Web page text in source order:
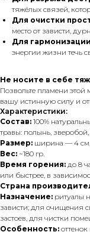
тяжёлых связей,
Для очистки
место от зависти,
Для
энергии жизни течь
Не носите в себе
Позвольте пламени этой
вашу истинную силу и
Характеристики:
Состав: 100%
травы: полынь,
Размер: ширина — 4 см,
Вес: ~180 гр.
Время горения: до 8
или быстрее, в
Страна
Назначение: ритуалы
зависти; для очищения
застоев, для чистки
Особенность: